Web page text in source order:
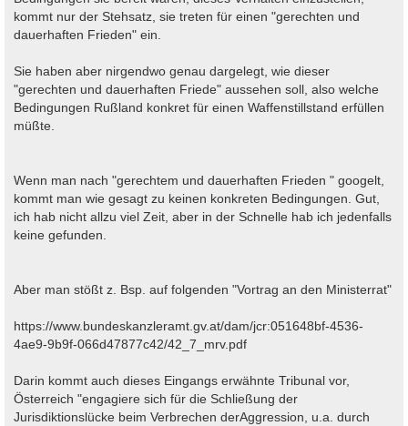
kommt nur der Stehsatz, sie treten für einen "gerechten und
dauerhaften Frieden" ein.
Sie haben aber nirgendwo genau dargelegt, wie dieser
"gerechten und dauerhaften Friede" aussehen soll, also welche
Bedingungen Rußland konkret für einen Waffenstillstand erfüllen
müßte.
Wenn man nach "gerechtem und dauerhaften Frieden " googelt,
kommt man wie gesagt zu keinen konkreten Bedingungen. Gut,
ich hab nicht allzu viel Zeit, aber in der Schnelle hab ich jedenfalls
keine gefunden.
Aber man stößt z. Bsp. auf folgenden "Vortrag an den Ministerrat"
https://www.bundeskanzleramt.gv.at/dam/jcr:051648bf-4536-
4ae9-9b9f-066d47877c42/42_7_mrv.pdf
Darin kommt auch dieses Eingangs erwähnte Tribunal vor,
Österreich "engagiere sich für die Schließung der
Jurisdiktionslücke beim Verbrechen derAggression, u.a. durch